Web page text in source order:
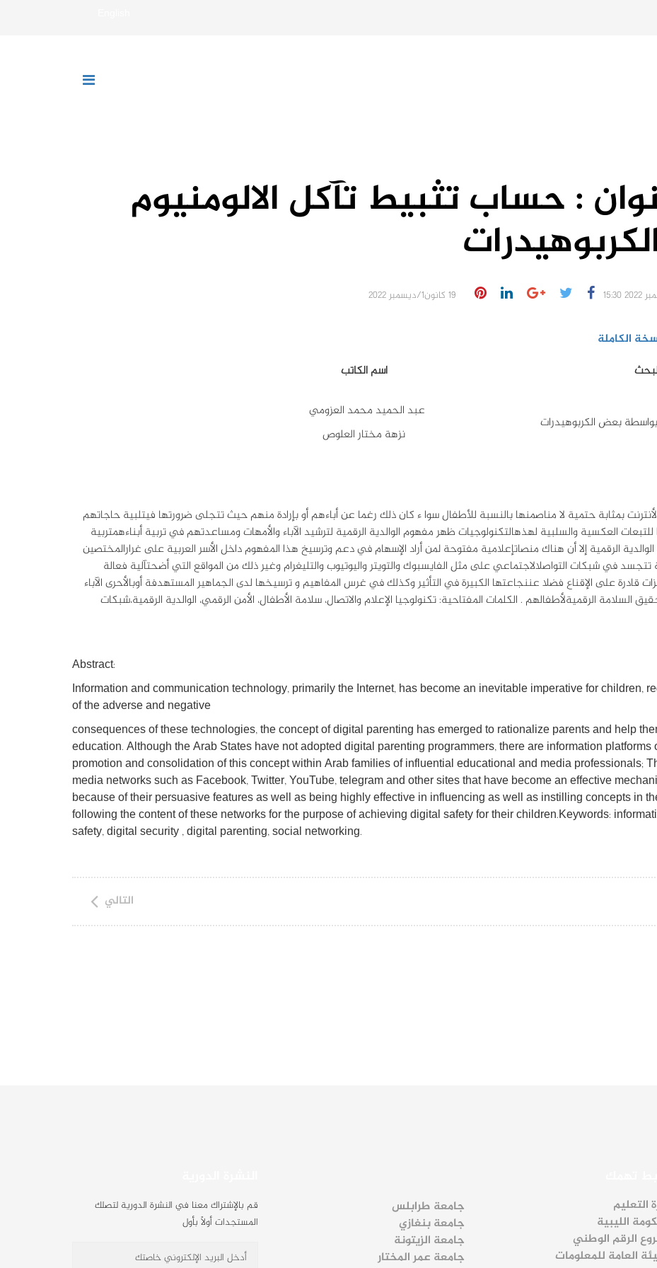
: حساب تثبيط تآكل الالومنيوم
19 كانون1/ديسمبر 2022
الكاملة
اسم الكاتب
بعض الكربوهيدرات
عبد الحميد محمد العزومي
نزهة مختار العلوص
بمثابة حتمية لا مناصمنها بالنسبة للأطفال سوا ء كان ذلك رغما عن أباءهم أو بإرادة منهم حيث تتجلى ضرورتها فيتلبية حاجاتهم
للتبعات العكسية والسلبية لهذهالتكنولوجيات ظهر مفهوم الوالدية الرقمية لترشيد الآباء والأمهات ومساعدتهم في تربية أبناءهمتربية
الرقمية إلا أن هناك منصاتإعلامية مفتوحة لمن أراد الإسهام في دعم وترسيخ هذا المفهوم داخل الأسر العربية على غرارالمختصين
تتجسد في شبكات التواصلالاجتماعي على مثل الفايسبوك والتويتر واليوتيوب والتليغرام وغير ذلك من المواقع التي أضحتآلية فعالة
قادرة على الإقناع فضلا عننجاعتها الكبيرة في التأثير وكذلك في غرس المفاهيم و ترسيخها لدى الجماهير المستهدفة أوبالأحرى الآباء
الرقميةلأطفالهم . الكلمات المفتاحية: تكنولوجيا الإعلام والاتصال، سلامة الأطفال، الأمن الرقمي، الوالدية الرقمية،شبكات
Abstract:
Information and communication technology, primarily the Internet, has become an inevitable imperative for children,
of the adverse and negative
consequences of these technologies, the concept of digital parenting has emerged to rationalize parents and help
education. Although the Arab States have not adopted digital parenting programmers, there are information
promotion and consolidation of this concept within Arab families of influential educational and media professionals;
media networks such as Facebook, Twitter, YouTube, telegram and other sites that have become an effective
because of their persuasive features as well as being highly effective in influencing as well as instilling concepts in
following the content of these networks for the purpose of achieving digital safety for their children.Keywords:
safety, digital security , digital parenting, social networking.
التالي
التعليم
الليبية
الرقم الوطني
العامة للمعلومات
جامعة طرابلس
جامعة بنغازي
جامعة الزيتونة
جامعة عمر المختار
قم بالإشتراك معنا في النشرة الدورية لتصلك
المستجدات أولاً بأول